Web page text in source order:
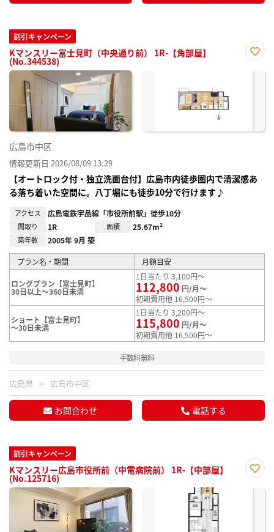
割引キャンペーン
Kマンスリー富士見町（中央通り前） 1R-【角部屋】
(No.344538)
に入
広島市中区
情報更新日 2026/08/09 13:29
【オートロック付・独立洗面台付】広島市内徒歩圏内で清潔感あ
る落ち着いた空間に。八丁堀にも徒歩10分で行けます♪
アクセス 広島電鉄宇品線「市役所前駅」徒歩10分
間取り 1R 面積 25.67m²
築年数 2005年 9月 築
プラン名・期間 月額目安
ロングプラン【富士見町】
30日以上～360日未満
1日当たり 3,100円～
112,800 円/月～
初期費用他 16,500円～
ショート【富士見町】
～30日未満
1日当たり 3,200円～
115,800 円/月～
初期費用他 16,500円～
手数料無料
広島県 広島市中区
お問合わせ 電話する
割引キャンペーン
Kマンスリー広島市役所前（中電病院前） 1R-【中部屋】
(No.125716)
に入